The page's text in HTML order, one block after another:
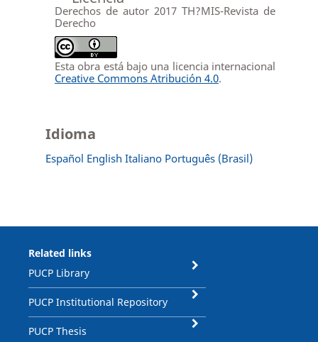
Derechos de autor 2017 TH?MIS-Revista de
Derecho
Esta obra está bajo una licencia internacional
Creative Commons Atribución 4.0.
Idioma
Español English Italiano Português (Brasil)
Related links
PUCP Library
PUCP Institutional Repository
PUCP Thesis